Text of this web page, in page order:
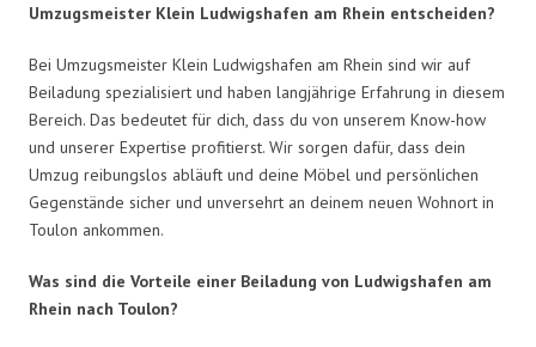
Umzugsmeister Klein Ludwigshafen am Rhein entscheiden?
Bei Umzugsmeister Klein Ludwigshafen am Rhein sind wir auf
Beiladung spezialisiert und haben langjährige Erfahrung in diesem
Bereich. Das bedeutet für dich, dass du von unserem Know-how
und unserer Expertise profitierst. Wir sorgen dafür, dass dein
Umzug reibungslos abläuft und deine Möbel und persönlichen
Gegenstände sicher und unversehrt an deinem neuen Wohnort in
Toulon ankommen.
Was sind die Vorteile einer Beiladung von Ludwigshafen am
Rhein nach Toulon?